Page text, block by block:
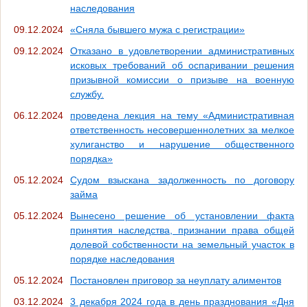
наследования
09.12.2024
«Сняла бывшего мужа с регистрации»
09.12.2024
Отказано в удовлетворении административных
исковых требований об оспаривании решения
призывной комиссии о призыве на военную
службу.
06.12.2024
проведена лекция на тему «Административная
ответственность несовершеннолетних за мелкое
хулиганство и нарушение общественного
порядка»
05.12.2024
Судом взыскана задолженность по договору
займа
05.12.2024
Вынесено решение об установлении факта
принятия наследства, признании права общей
долевой собственности на земельный участок в
порядке наследования
05.12.2024
Постановлен приговор за неуплату алиментов
03.12.2024
3 декабря 2024 года в день празднования «Дня